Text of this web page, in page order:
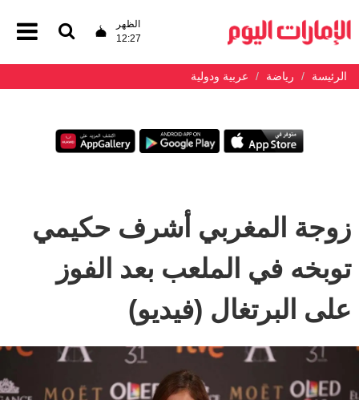
الظهر
12:27
الرئيسة رياضة عربية ودولية
زوجة المغربي أشرف حكيمي
توبخه في الملعب بعد الفوز
على البرتغال (فيديو)